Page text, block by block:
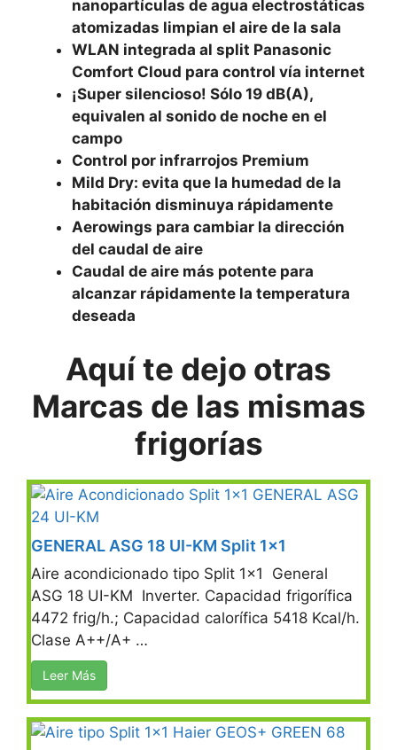
nanopartículas de agua electrostáticas
atomizadas limpian el aire de la sala
WLAN integrada al split Panasonic
Comfort Cloud para control vía internet
¡Super silencioso! Sólo 19 dB(A),
equivalen al sonido de noche en el
campo
Control por infrarrojos Premium
Mild Dry: evita que la humedad de la
habitación disminuya rápidamente
Aerowings para cambiar la dirección
del caudal de aire
Caudal de aire más potente para
alcanzar rápidamente la temperatura
deseada
Aquí te dejo otras
Marcas de las mismas
frigorías
GENERAL ASG 18 UI-KM Split 1×1
Aire acondicionado tipo Split 1×1 General
ASG 18 UI-KM Inverter. Capacidad frigorífica
4472 frig/h.; Capacidad calorífica 5418 Kcal/h.
Clase A++/A+ …
Leer Más